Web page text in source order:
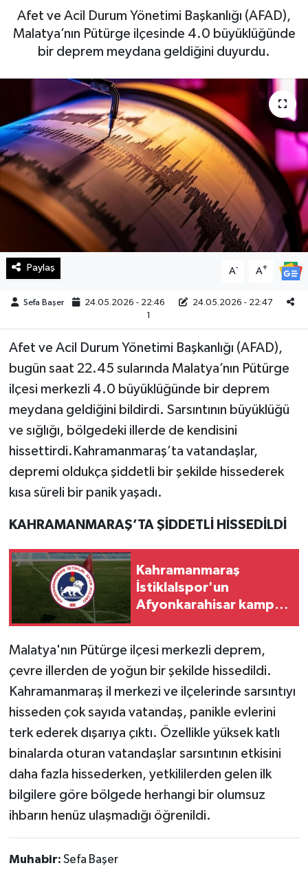
Afet ve Acil Durum Yönetimi Başkanlığı (AFAD),
Malatya’nın Pütürge ilçesinde 4.0 büyüklüğünde
bir deprem meydana geldiğini duyurdu.
Paylaş A- A+
Sefa Başer 24.05.2026 - 22:46
24.05.2026 - 22:47
1
Afet ve Acil Durum Yönetimi Başkanlığı (AFAD),
bugün saat 22.45 sularında Malatya’nın Pütürge
ilçesi merkezli 4.0 büyüklüğünde bir deprem
meydana geldiğini bildirdi. Sarsıntının büyüklüğü
ve sığlığı, bölgedeki illerde de kendisini
hissettirdi.Kahramanmaraş’ta vatandaşlar,
depremi oldukça şiddetli bir şekilde hissederek
kısa süreli bir panik yaşadı.
KAHRAMANMARAŞ’TA ŞİDDETLİ HİSSEDİLDİ
Kahramanmaraş
İstiklalspor'un
Afyonkarahisar kampı
Malatya'nın Pütürge ilçesi merkezli deprem,
çevre illerden de yoğun bir şekilde hissedildi.
Kahramanmaraş il merkezi ve ilçelerinde sarsıntıyı
hisseden çok sayıda vatandaş, panikle evlerini
terk ederek dışarıya çıktı. Özellikle yüksek katlı
binalarda oturan vatandaşlar sarsıntının etkisini
daha fazla hissederken, yetkililerden gelen ilk
bilgilere göre bölgede herhangi bir olumsuz
ihbarın henüz ulaşmadığı öğrenildi.
Muhabir: Sefa Başer
Kültür Sanat
Magazin
Manşet Altı
Manşetler
Resmi İlan
Sağlık
Spor
SürManşet
Teknoloji
Yaşam
KAHRAMANMARAŞ